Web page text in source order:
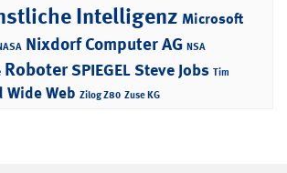
Intelligenz Microsoft
Nixdorf Computer AG NSA
RoboterSPIEGELSteve Jobs Tim
Wide Web Zilog Z80 Zuse KG